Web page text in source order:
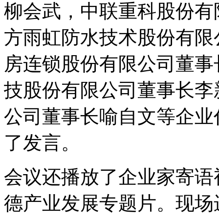
柳会武，中联重科股份
方雨虹防水技术股份有
房连锁股份有限公司董
技股份有限公司董事长
公司董事长喻自文等企
了发言。
会议还播放了企业家寄
德产业发展专题片。现